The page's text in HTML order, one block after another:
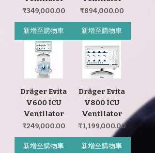
價格
₹349,000.00
新增至購物車
價格
₹894,000.00
新增至購物車
Dräger Evita
V600 ICU
Ventilator
價格
₹249,000.00
新增至購物車
Dräger Evita
V800 ICU
Ventilator
價格
₹1,199,000.00
新增至購物車